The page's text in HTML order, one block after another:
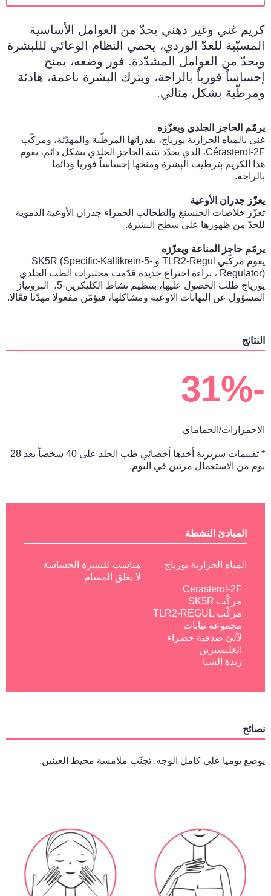
كريم غني وغير دهني يحدّ من العوامل الأساسية
المسبّبة للعدّ الوردي، يحمي النظام الوعائي لللبشرة
ويحدّ من العوامل المشدّدة. فور وضعه، يمنح
إحساساً فورياً بالراحة، ويترك البشرة ناعمة، هادئة
ومرطّبة بشكل مثالي.
يرمّم الحاجز الجلدي ويعزّزه
غني بالمياه الحرارية يورياج، بقدراتها المرطّبة والمهدّئة، ومركّب
Cérasterol-2F، الذي يجدّد بنية الحاجز الجلدي بشكل دائم، يقوم
هذا الكريم بترطيب البشرة ومنحها إحساساً فوريا ودائما
بالراحة.
يعزّز جدران الأوعية
تعزّز خلاصات الجنسنغ والطحالب الحمراء جدران الأوعية الدموية
للحدّ من ظهورها على سطح البشرة.
يرمّم حاجز المناعة ويعزّزه
يقوم مركّبي TLR2-Regul و SK5R (Specific-Kallikrein-5-
Regulator) ، براءة اختراع جديدة قدّمت مختبرات الطب الجلدي
يورياج طلب الحصول عليها، بتنظيم نشاط الكليكرين-5، البروتياز
المسؤول عن التهابات الاوعية ومشاكلها، فيؤمّن مفعولا مهدّئا فعّالا.
النتائج
-31%
الاحمرارات/الحماماي
* تقييمات سريرية أخذها أخصائي طب الجلد على 40 شخصاً بعد 28
يوم من الاستعمال مرتين في اليوم.
المبادئ النشطة
المياه الحرارية يورياج
مركّب SK5R
مركّب TLR2-REGUL
مجموعة نباتات
لآلئ صدفية خضراء
الغليسيرين
زبدة الشيا
مناسب للبشرة الحساسة
لا يغلق المسام
نصائح
يوضع يوميا على كامل الوجه. تجنّب ملامسة محيط العينين.